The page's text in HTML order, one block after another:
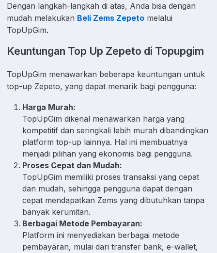
Dengan langkah-langkah di atas, Anda bisa dengan
mudah melakukan Beli Zems Zepeto melalui
TopUpGim.
Keuntungan Top Up Zepeto di Topupgim
TopUpGim menawarkan beberapa keuntungan untuk
top-up Zepeto, yang dapat menarik bagi pengguna:
Harga Murah:
TopUpGim dikenal menawarkan harga yang
kompetitif dan seringkali lebih murah dibandingkan
platform top-up lainnya. Hal ini membuatnya
menjadi pilihan yang ekonomis bagi pengguna.
Proses Cepat dan Mudah:
TopUpGim memiliki proses transaksi yang cepat
dan mudah, sehingga pengguna dapat dengan
cepat mendapatkan Zems yang dibutuhkan tanpa
banyak kerumitan.
Berbagai Metode Pembayaran:
Platform ini menyediakan berbagai metode
pembayaran, mulai dari transfer bank, e-wallet,